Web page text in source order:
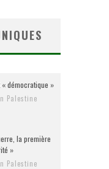
démocratique »
Palestine
la première
»
Palestine